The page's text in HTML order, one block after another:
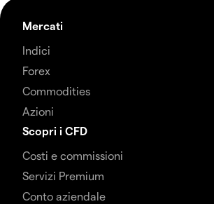
Mercati
Indici
Forex
Commodities
Azioni
Scopri i CFD
Costi e commissioni
Servizi Premium
Conto aziendale